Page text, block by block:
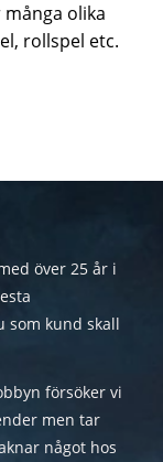
olika
rollspel etc.
över 25 år i
som kund skall
försöker vi
men tar
något hos